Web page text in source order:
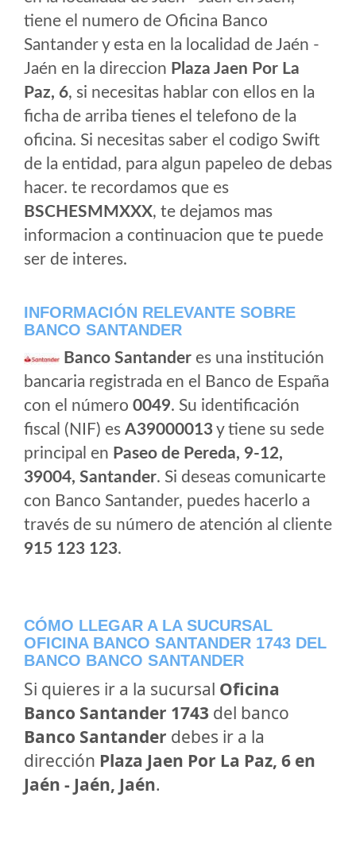
tiene el numero de Oficina Banco
Santander y esta en la localidad de Jaén -
Jaén en la direccion Plaza Jaen Por La
Paz, 6, si necesitas hablar con ellos en la
ficha de arriba tienes el telefono de la
oficina. Si necesitas saber el codigo Swift
de la entidad, para algun papeleo de debas
hacer. te recordamos que es
BSCHESMMXXX, te dejamos mas
informacion a continuacion que te puede
ser de interes.
INFORMACIÓN RELEVANTE SOBRE
BANCO SANTANDER
Banco Santander es una institución
bancaria registrada en el Banco de España
con el número 0049. Su identificación
fiscal (NIF) es A39000013y tiene su sede
principal en Paseo de Pereda, 9-12,
39004, Santander. Si deseas comunicarte
con Banco Santander, puedes hacerlo a
través de su número de atención al cliente
915 123 123.
CÓMO LLEGAR A LA SUCURSAL
OFICINA BANCO SANTANDER 1743 DEL
BANCO BANCO SANTANDER
Si quieres ir a la sucursal Oficina
Banco Santander 1743 del banco
Banco Santander debes ir a la
dirección Plaza Jaen Por La Paz, 6 en
Jaén - Jaén, Jaén.